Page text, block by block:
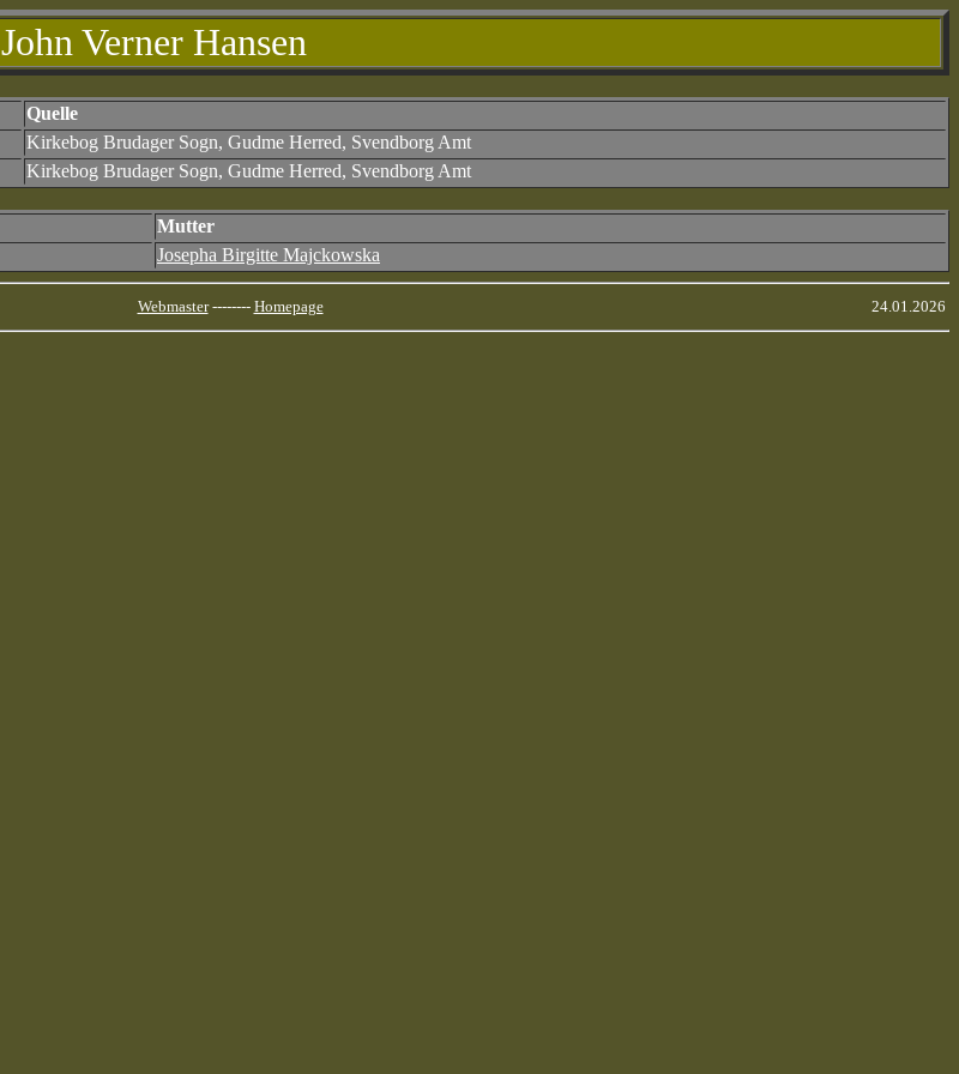
John Verner Hansen
Quelle
Kirkebog Brudager Sogn, Gudme Herred, Svendborg Amt
Kirkebog Brudager Sogn, Gudme Herred, Svendborg Amt
Mutter
Josepha Birgitte Majckowska
Webmaster-------- Homepage 24.01.2026